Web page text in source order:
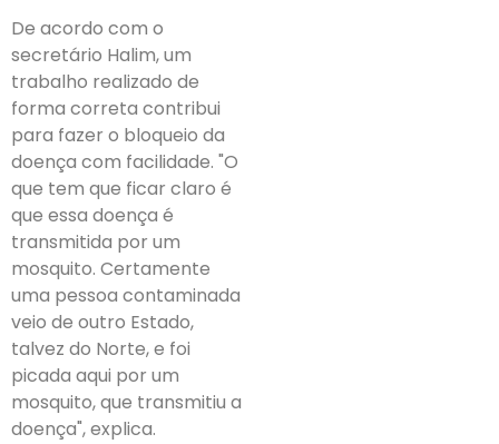
De acordo com o
secretário Halim, um
trabalho realizado de
forma correta contribui
para fazer o bloqueio da
doença com facilidade. "O
que tem que ficar claro é
que essa doença é
transmitida por um
mosquito. Certamente
uma pessoa contaminada
veio de outro Estado,
talvez do Norte, e foi
picada aqui por um
mosquito, que transmitiu a
doença", explica.